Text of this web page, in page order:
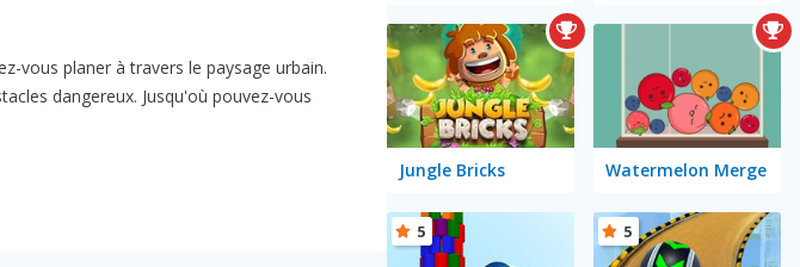
vous planer à travers le paysage urbain.
dangereux. Jusqu'où pouvez-vous
Jungle Bricks Watermelon Merge
5 5